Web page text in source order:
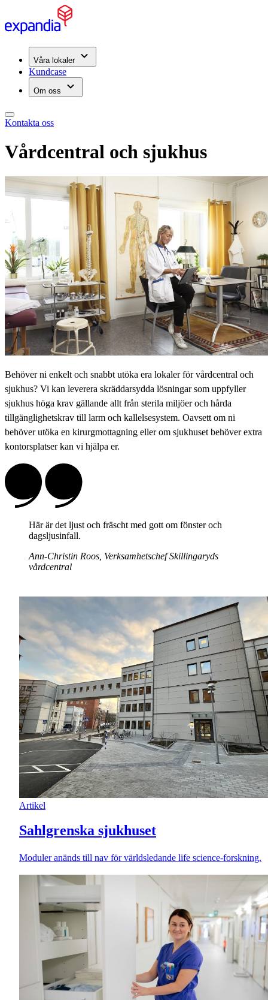
Våra lokaler
Kundcase
Om oss
Kontakta oss
Vårdcentral och sjukhus
Behöver ni enkelt och snabbt utöka era lokaler för vårdcentral och
sjukhus? Vi kan leverera skräddarsydda lösningar som uppfyller
sjukhus höga krav gällande allt från sterila miljöer och hårda
tillgänglighetskrav till larm och kallelsesystem. Oavsett om ni
behöver utöka en kirurgmottagning eller om sjukhuset behöver extra
kontorsplatser kan vi hjälpa er.
Här är det ljust och fräscht med gott om fönster och
dagsljusinfall.
Ann-Christin Roos, Verksamhetschef Skillingaryds
vårdcentral
Artikel
Sahlgrenska sjukhuset
Moduler anänds till nav för världsledande life science-forskning.